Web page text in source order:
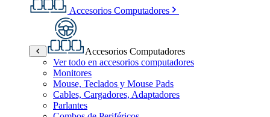
Accesorios Computadores
Accesorios Computadores
Ver todo en accesorios computadores
Monitores
Mouse, Teclados y Mouse Pads
Cables, Cargadores, Adaptadores
Parlantes